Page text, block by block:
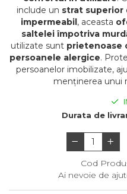
include un strat
impermeabil, aceasta
saltelei împotriva
utilizate sunt prietenoase
persoanele alergice.
persoanelor imobilizate,
menținerea unui
Durata de
Cod
Ai nevoie de